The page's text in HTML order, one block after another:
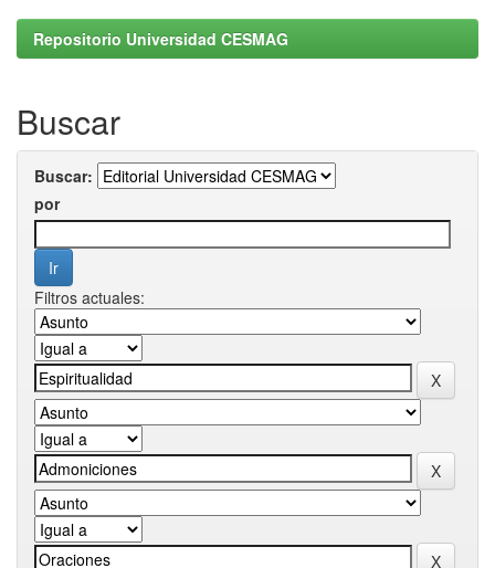
Repositorio Universidad CESMAG
Buscar
Buscar:
por
Filtros actuales: